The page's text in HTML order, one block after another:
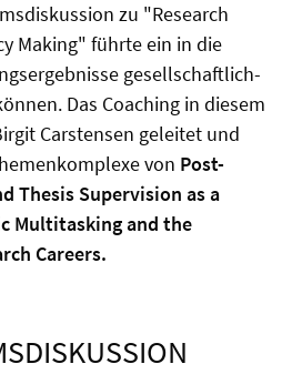
zu "Research
Making" führte ein in die
gesellschaftlich-
Das Coaching in diesem
Carstensen geleitet und
von Post-
Thesis Supervision as a
Multitasking and the
Careers.